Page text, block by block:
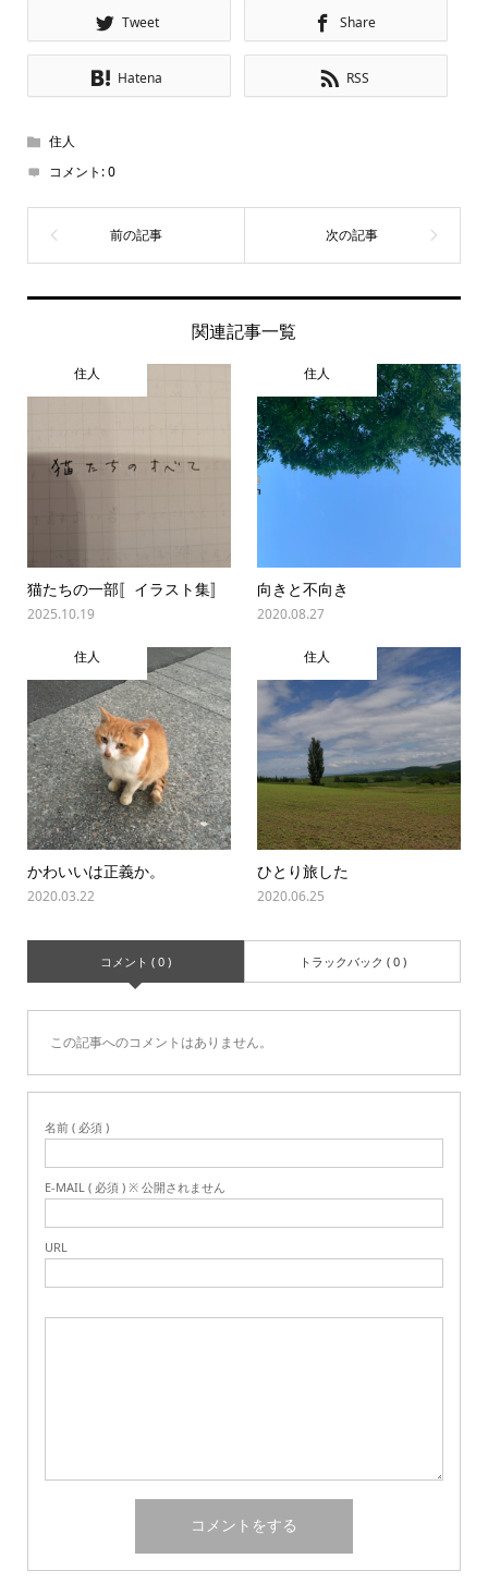
Tweet Share
Hatena RSS
住人
コメント:0
関連記事一覧
住人
猫たちの一部〚イラスト集〛
2025.10.19
住人
向きと不向き
2020.08.27
住人
かわいいは正義か。
2020.03.22
住人
ひとり旅した
2020.06.25
コメント ( 0 ) トラックバック ( 0 )
この記事へのコメントはありません。
名前 ( 必須 )
E-MAIL ( 必須 ) ※ 公開されません
URL